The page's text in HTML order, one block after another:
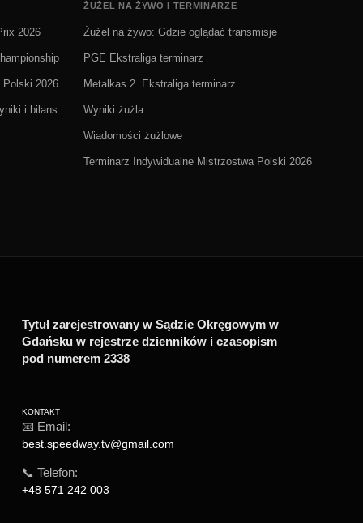
2026
Polski 2026
i bilans
ŻUŻEL NA ŻYWO I TERMINARZE
Żużel na żywo: Gdzie oglądać transmisje
PGE Ekstraliga terminarz
Metalkas 2. Ekstraliga terminarz
Wyniki żużla
Wiadomości żużlowe
Terminarz Indywidualne Mistrzostwa Polski 2026
Tytuł zarejestrowany w Sądzie Okręgowym w
Gdańsku w rejestrze dzienników i czasopism
pod numerem 2338
KONTAKT
📧 Email:
best.speedway.tv@gmail.com
📞 Telefon:
+48 571 242 003